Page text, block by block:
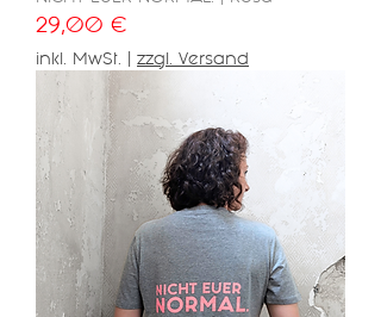
Preis
29,00 €
inkl. MwSt. zzgl. Versand